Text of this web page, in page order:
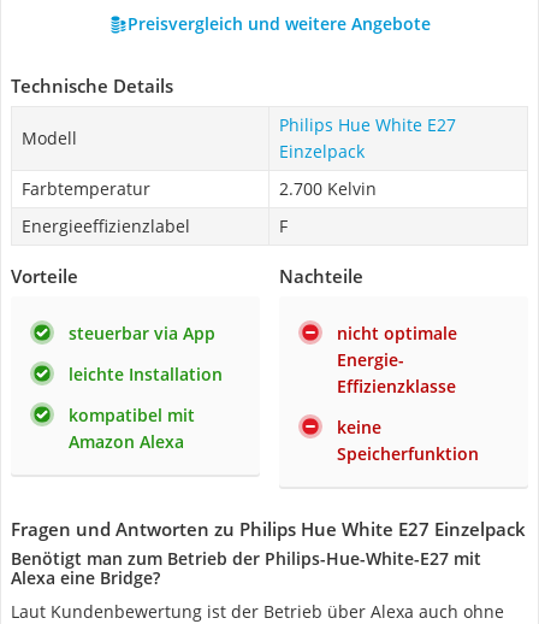
Preisvergleich und weitere Angebote
Technische Details
Modell
Philips Hue White E27
Einzelpack
Farbtemperatur
2.700 Kelvin
Energieeffizienzlabel
F
Vorteile
steuerbar via App
leichte Installation
kompatibel mit
Amazon Alexa
Nachteile
nicht optimale
Energie-
Effizienzklasse
keine
Speicherfunktion
Fragen und Antworten zu Philips Hue White E27 Einzelpack
Benötigt man zum Betrieb der Philips-Hue-White-E27 mit
Alexa eine Bridge?
Laut Kundenbewertung ist der Betrieb über Alexa auch ohne